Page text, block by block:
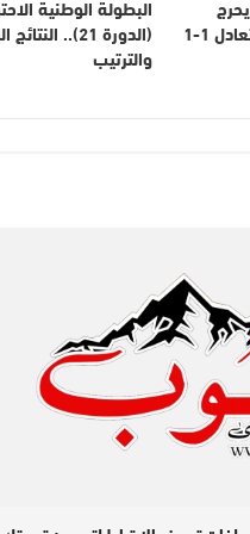
يحرج
1-1
البطولة الوطنية
(الدورة 21)..
والترتيب